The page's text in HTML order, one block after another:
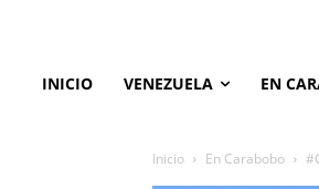
INICIO VENEZUELA EN
Inicio En Carabobo